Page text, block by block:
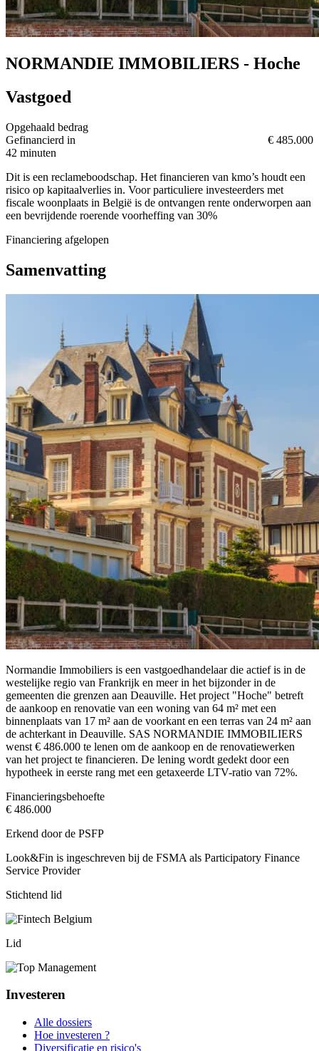
NORMANDIE IMMOBILIERS - Hoche
Vastgoed
Opgehaald bedrag
€ 485.000
Gefinancierd in
42 minuten
Dit is een reclameboodschap. Het financieren van kmo’s houdt een
risico op kapitaalverlies in. Voor particuliere investeerders met
fiscale woonplaats in België is de ontvangen rente onderworpen aan
een bevrijdende roerende voorheffing van 30%
Financiering afgelopen
Samenvatting
Normandie Immobiliers is een vastgoedhandelaar die actief is in de
westelijke regio van Frankrijk en meer in het bijzonder in de
gemeenten die grenzen aan Deauville. Het project "Hoche" betreft
de aankoop en renovatie van een woning van 64 m² met een
binnenplaats van 17 m² aan de voorkant en een terras van 24 m² aan
de achterkant in Deauville. SAS NORMANDIE IMMOBILIERS
wenst € 486.000 te lenen om de aankoop en de renovatiewerken
van het project te financieren. De lening wordt gedekt door een
hypotheek in eerste rang met een getaxeerde LTV-ratio van 72%.
Financieringsbehoefte
€ 486.000
Erkend door de PSFP
Look&Fin is ingeschreven bij de FSMA als Participatory Finance
Service Provider
Stichtend lid
Lid
Investeren
Alle dossiers
Hoe investeren ?
Diversificatie en risico's